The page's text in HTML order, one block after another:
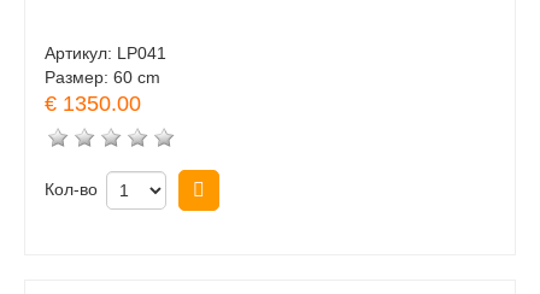
Артикул: LP041
Размер: 60 cm
€ 1350.00
Кол-во